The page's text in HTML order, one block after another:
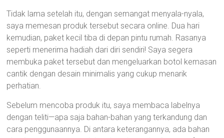
Tidak lama setelah itu, dengan semangat menyala-nyala,
saya memesan produk tersebut secara online. Dua hari
kemudian, paket kecil tiba di depan pintu rumah. Rasanya
seperti menerima hadiah dari diri sendiri! Saya segera
membuka paket tersebut dan mengeluarkan botol kemasan
cantik dengan desain minimalis yang cukup menarik
perhatian.
Sebelum mencoba produk itu, saya membaca labelnya
dengan teliti—apa saja bahan-bahan yang terkandung dan
cara penggunaannya. Di antara keterangannya, ada bahan